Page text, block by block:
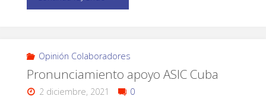
Opinión Colaboradores
Pronunciamiento apoyo ASIC Cuba
2 diciembre, 2021 0